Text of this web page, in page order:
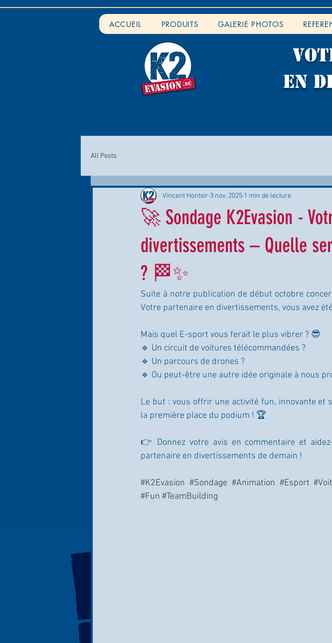
ACCUEIL PRODUITS GALERIE PHOTOS
EN
All Posts
🚀 Sondage K2Evasion -
divertissements – Quelle
? 🏁✨
Vincent Hontoir 3 nov. 2025 1 min de lecture
Suite à notre publication de début octobre
Votre partenaire en divertissements, vous avez
Mais quel E-sport vous ferait le plus vibrer ? 😎
🔹 Un circuit de voitures télécommandées ?
🔹 Un parcours de drones ?
🔹 Ou peut-être une autre idée originale à nous
Le but : vous offrir une activité fun, innovante
la première place du podium ! 🏆
👉 Donnez votre avis en commentaire et
partenaire en divertissements de demain !
#K2Evasion #Sondage #Animation #Esport
#Fun #TeamBuilding